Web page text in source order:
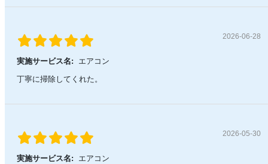
2026-06-28
実施サービス名:
エアコン
丁寧に掃除してくれた。
2026-05-30
実施サービス名:
エアコン